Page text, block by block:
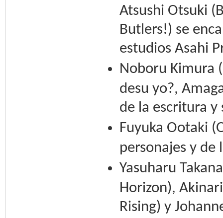
Atsushi Otsuki
Butlers!) se
estudios Asahi
Noboru Kimura
desu yo?,
de la escritura y
Fuyuka Ootaki
personajes y de
Yasuharu
Horizon),
Rising) y